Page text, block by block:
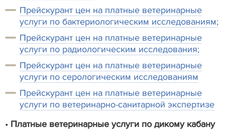
Прейскурант цен на платные ветеринарные
услуги по бактериологическим исследованиям;
Прейскурант цен на платные ветеринарные
услуги по радиологическим исследования;
Прейскурант цен на платные ветеринарные
услуги по серологическим исследованиям
Прейскурант цен на платные ветеринарные
услуги по ветеринарно-санитарной экспертизе
• Платные ветеринарные услуги по дикому кабану